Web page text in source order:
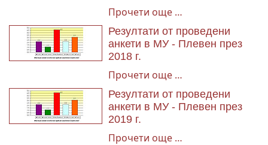
Прочети още …
Резултати от проведени
анкети в МУ - Плевен през
2018 г.
Прочети още …
Резултати от проведени
анкети в МУ - Плевен през
2019 г.
Прочети още …